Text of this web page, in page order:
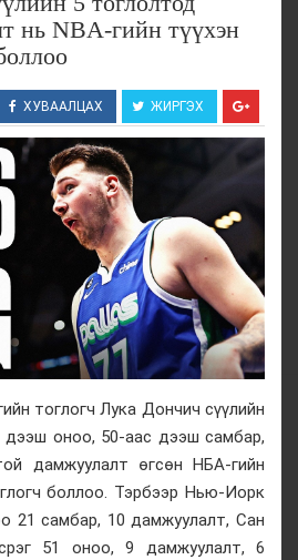
нь NBA-гийн түүхэн
ХУВААЛЦАХ ЖИРГЭХ
тоглогч Лука Дончич сүүлийн
дээш оноо, 50-аас дээш самбар,
дамжуулалт өгсөн НБА-гийн
боллоо. Тэрбээр Нью-Иорк
21 самбар, 10 дамжуулалт, Сан
51 оноо, 9 дамжуулалт, 6